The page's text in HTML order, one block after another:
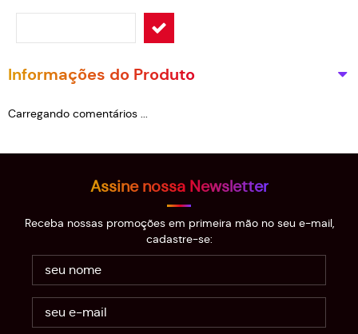
Informações do Produto
Carregando comentários ...
Assine nossa Newsletter
Receba nossas promoções em primeira mão no seu e-mail,
cadastre-se: